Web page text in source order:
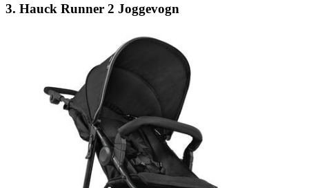
3. Hauck Runner 2 Joggevogn